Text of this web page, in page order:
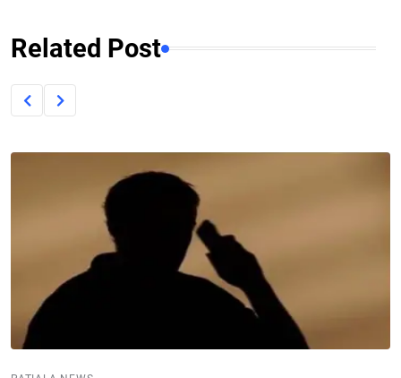
Related Post